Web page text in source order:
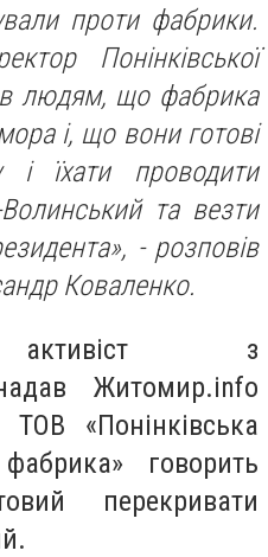
проти фабрики.
Понінківської
людям, що фабрика
і, що вони готові
і їхати проводити
та везти
», - розповів
Коваленко.
активіст з
Житомир.info
«Понінківська
говорить
перекривати